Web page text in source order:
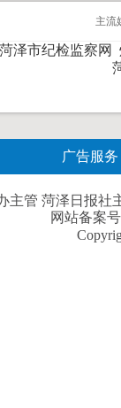
主流
菏泽市纪检监察网
广告服务
主管 菏泽日报社
网站备案